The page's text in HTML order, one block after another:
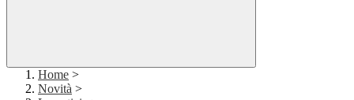
Home >
Novità >